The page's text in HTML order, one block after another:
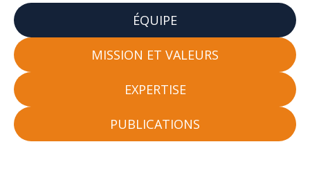
ÉQUIPE
MISSION ET VALEURS
EXPERTISE
PUBLICATIONS